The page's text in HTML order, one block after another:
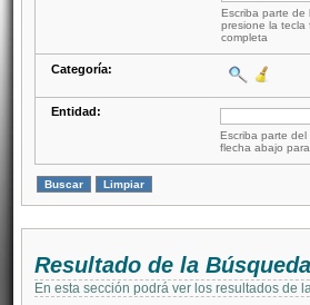
Escriba parte de
presione la tecla
completa
Categoría:
Entidad:
Escriba parte
flecha abajo
Resultado de la Búsqueda
En esta sección podrá ver los resultados de